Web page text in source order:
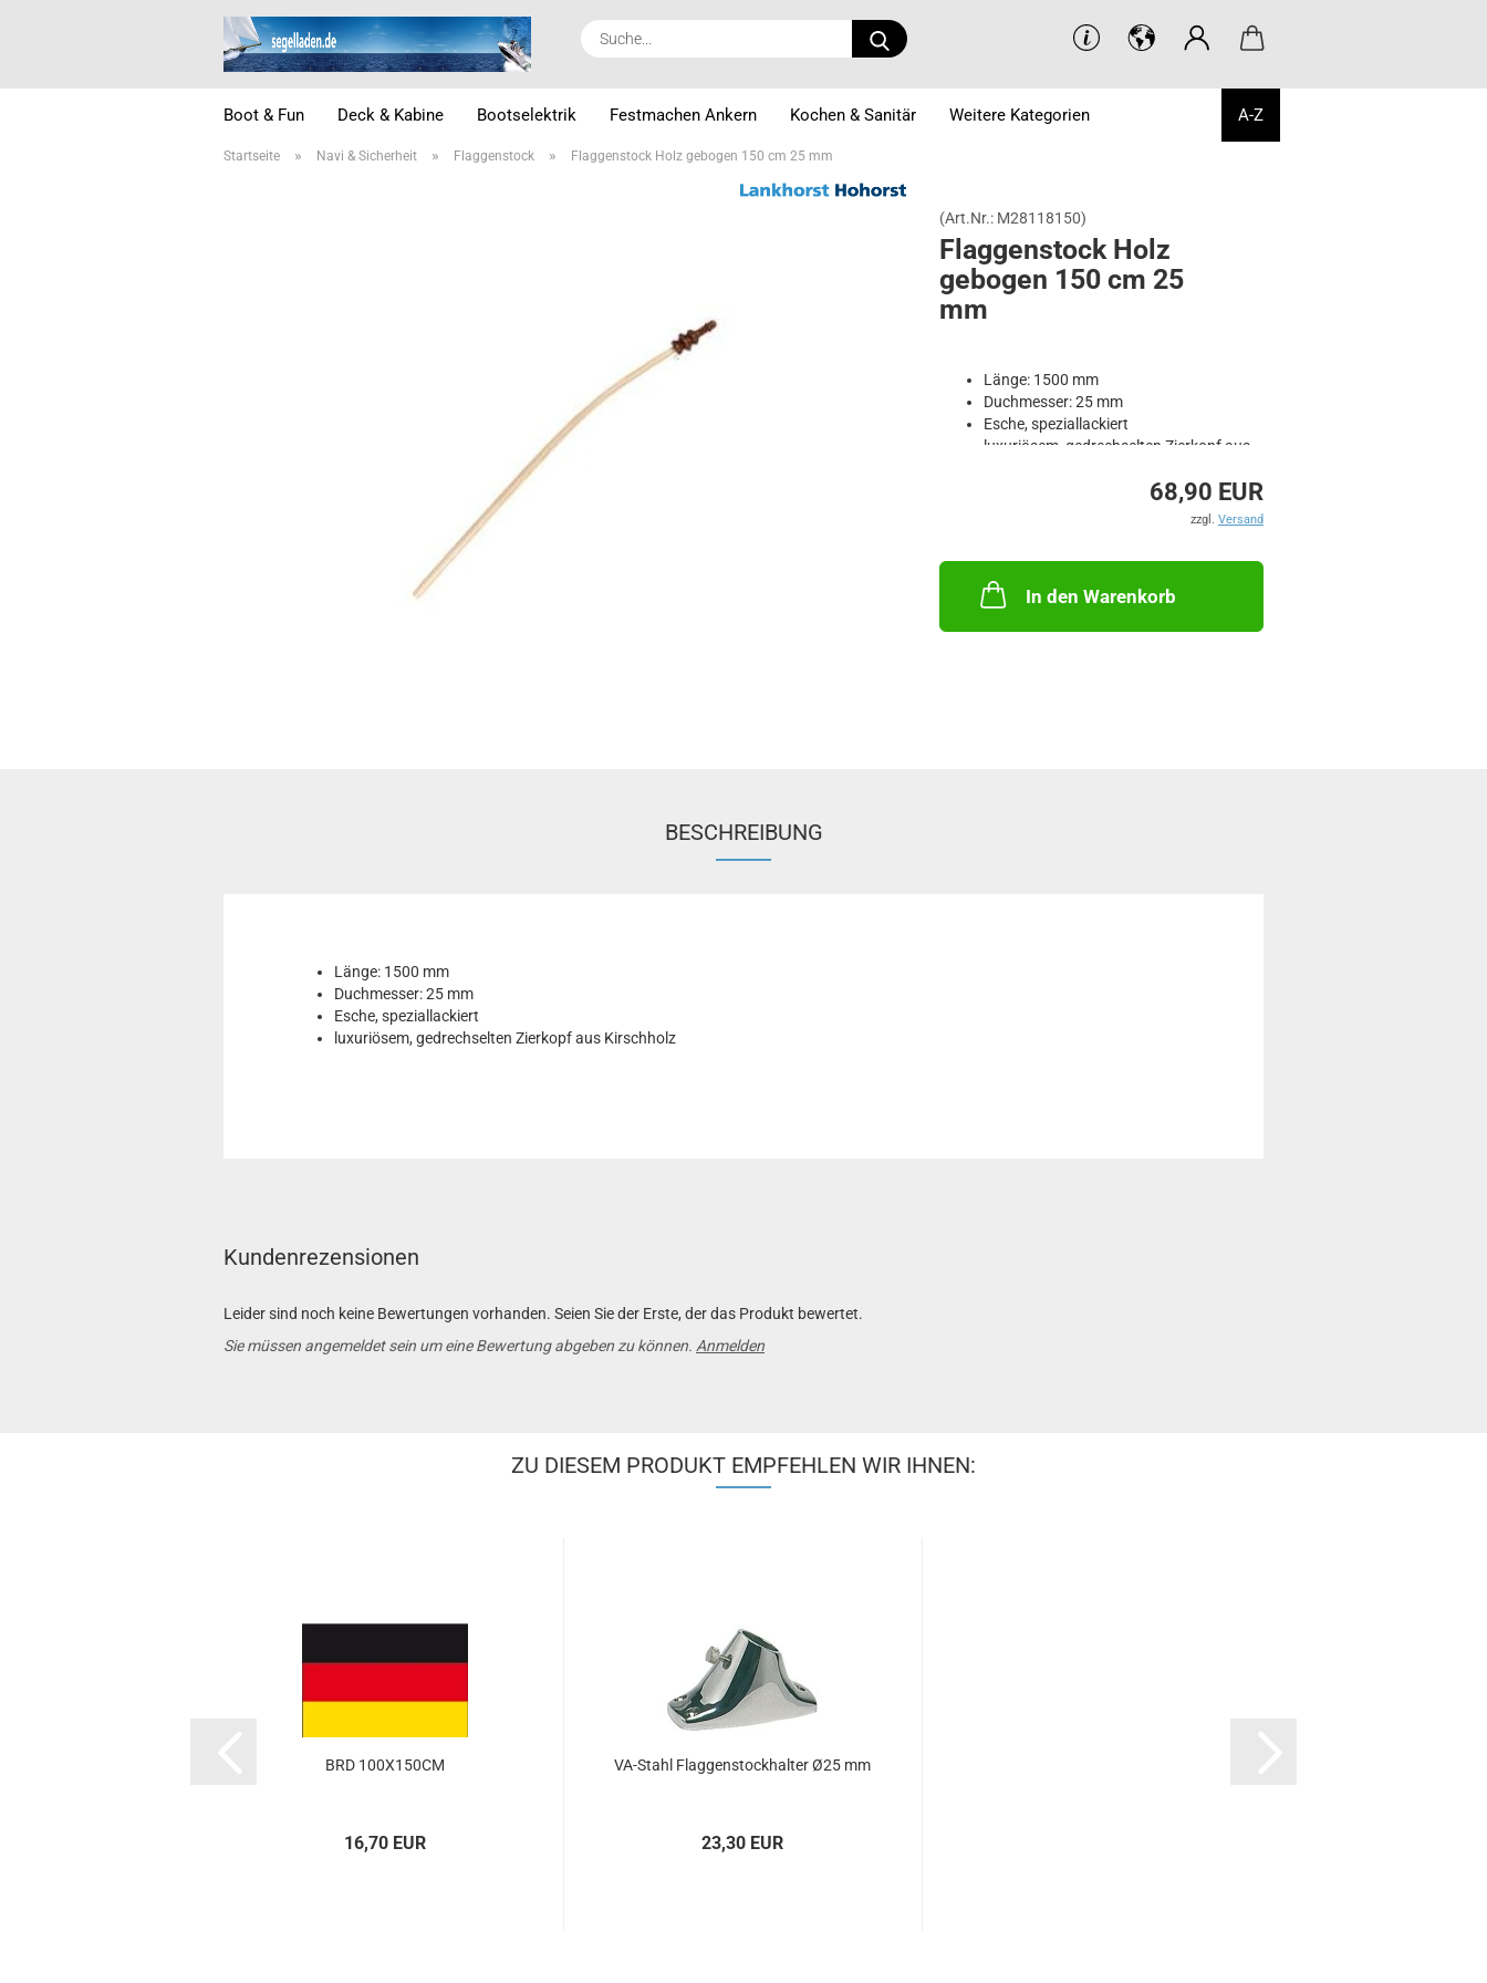
Suche...
Boot & Fun Deck & Kabine Bootselektrik Festmachen Ankern Kochen & Sanitär A-Z
Weitere Kategorien
Startseite » Navi & Sicherheit » Flaggenstock » Flaggenstock Holz gebogen 150 cm 25 mm
(Art.Nr.: M28118150)
Flag­gen­stock Holz
ge­bo­gen 150 cm 25
mm
Länge: 1500 mm
Duchmesser: 25 mm
Esche, speziallackiert
luxuriösem, gedrechselten Zierkopf aus
68,90 EUR
zzgl. Versand
In den Warenkorb
BESCHREIBUNG
Länge: 1500 mm
Duchmesser: 25 mm
Esche, speziallackiert
luxuriösem, gedrechselten Zierkopf aus Kirschholz
Kundenrezensionen
Leider sind noch keine Bewertungen vorhanden. Seien Sie der Erste, der das Produkt bewertet.
Sie müssen angemeldet sein um eine Bewertung abgeben zu können. Anmelden
ZU DIESEM PRODUKT EMPFEHLEN WIR IHNEN:
BRD 100X150CM
16,70 EUR
VA-​Stahl Flag­gen­stock­hal­ter Ø25 mm
23,30 EUR